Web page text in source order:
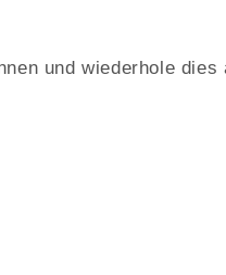
und wiederhole dies